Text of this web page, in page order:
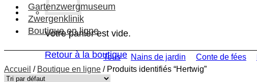
Votre panier est vide.
Retour à la boutique
Gartenzwergmuseum
Zwergenklinik
Boutique en ligne
Tous Nains de jardin Conte de fées
Accueil / Boutique en ligne /Produits identifiés “Hertwig”